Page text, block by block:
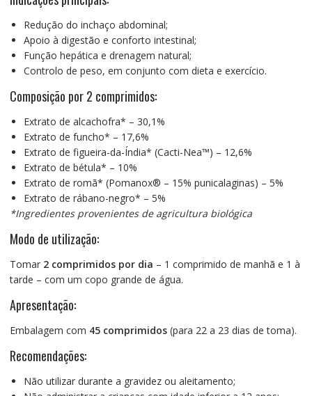
Redução do inchaço abdominal;
Apoio à digestão e conforto intestinal;
Função hepática e drenagem natural;
Controlo de peso, em conjunto com dieta e exercício.
Composição por 2 comprimidos:
Extrato de alcachofra* – 30,1%
Extrato de funcho* – 17,6%
Extrato de figueira-da-Índia* (Cacti-Nea™) – 12,6%
Extrato de bétula* – 10%
Extrato de romã* (Pomanox® – 15% punicalaginas) – 5%
Extrato de rábano-negro* – 5%
*Ingredientes provenientes de agricultura biológica
Modo de utilização:
Tomar 2 comprimidos por dia – 1 comprimido de manhã e 1 à
tarde – com um copo grande de água.
Apresentação:
Embalagem com 45 comprimidos(para 22 a 23 dias de toma).
Recomendações:
Não utilizar durante a gravidez ou aleitamento;